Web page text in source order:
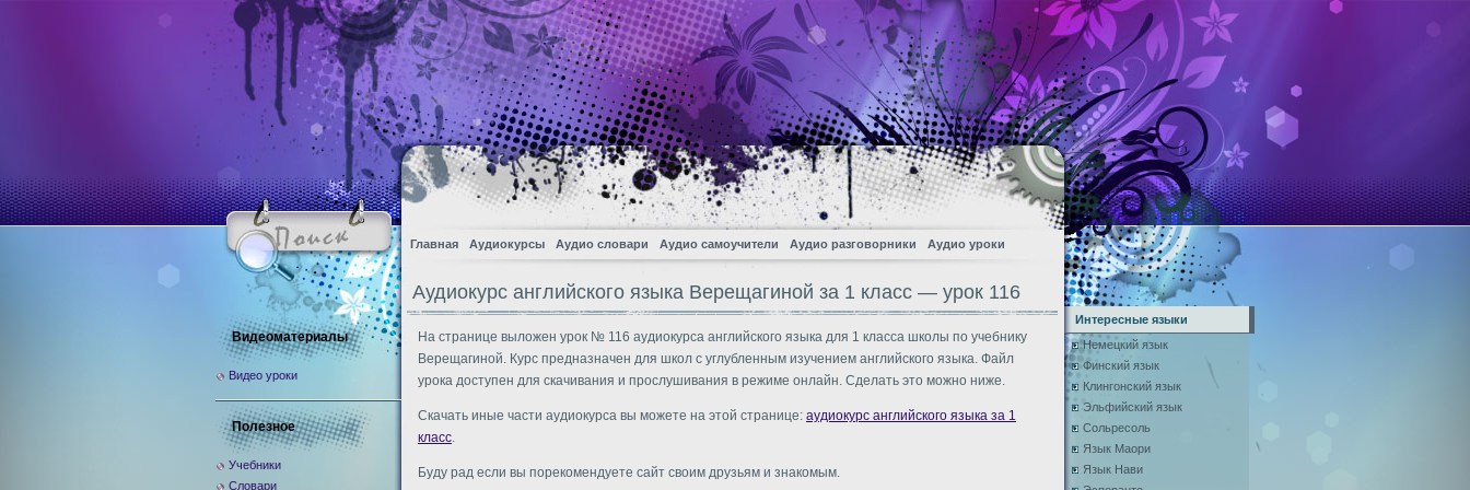
Главная Аудиокурсы Аудио словари Аудио самоучители Аудио разговорники Аудио уроки
Аудиокурс английского языка Верещагиной за 1 класс — урок 116
На странице выложен урок № 116 аудиокурса английского языка для 1 класса школы по учебнику
Верещагиной. Курс предназначен для школ с углубленным изучением английского языка. Файл
урока доступен для скачивания и прослушивания в режиме онлайн. Сделать это можно ниже.
Скачать иные части аудиокурса вы можете на этой странице: аудиокурс английского языка за 1
класс.
Буду рад если вы порекомендуете сайт своим друзьям и знакомым.
Видеоматериалы
Видео уроки
Полезное
Учебники
Словари
Интересные языки
Немецкий язык
Финский язык
Клингонский язык
Эльфийский язык
Сольресоль
Язык Маори
Язык Нави